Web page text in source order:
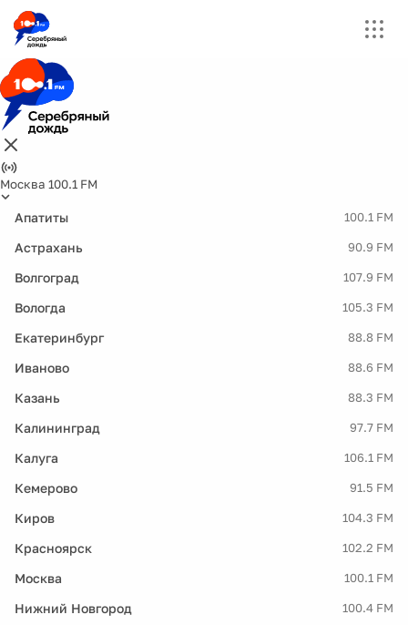
Москва 100.1 FM
Апатиты 100.1 FM
Астрахань 90.9 FM
Волгоград 107.9 FM
Вологда 105.3 FM
Екатеринбург 88.8 FM
Иваново 88.6 FM
Казань 88.3 FM
Калининград 97.7 FM
Калуга 106.1 FM
Кемерово 91.5 FM
Киров 104.3 FM
Красноярск 102.2 FM
Москва 100.1 FM
Нижний Новгород 100.4 FM